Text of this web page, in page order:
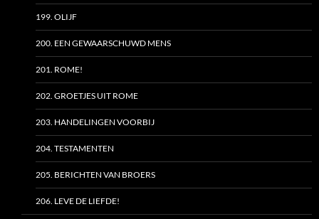
199. OLIJF
200. EEN GEWAARSCHUWD MENS
201. ROME!
202. GROETJES UIT ROME
203. HANDELINGEN VOORBIJ
204. TESTAMENTEN
205. BERICHTEN VAN BROERS
206. LEVE DE LIEFDE!